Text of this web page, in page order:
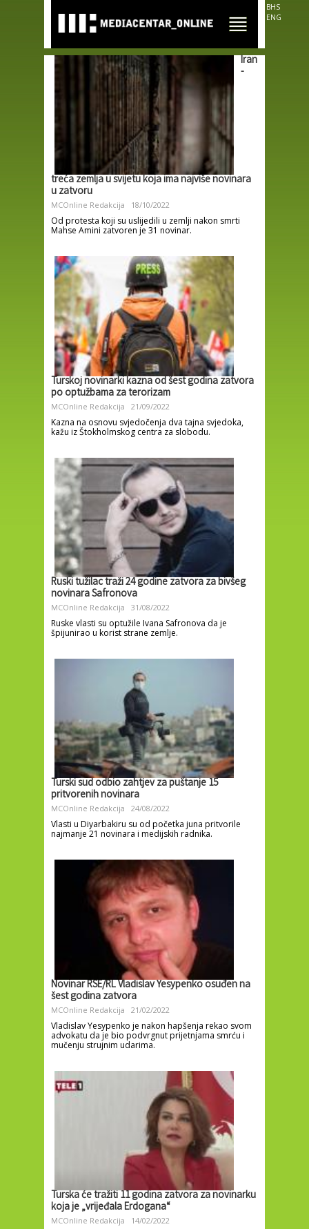
main
content
BHS
ENG
Iran
-
treća zemlja u svijetu koja ima najviše novinara
u zatvoru
MCOnline Redakcija 18/10/2022
Od protesta koji su uslijedili u zemlji nakon smrti
Mahse Amini zatvoren je 31 novinar.
Turskoj novinarki kazna od šest godina zatvora
po optužbama za terorizam
MCOnline Redakcija 21/09/2022
Kazna na osnovu svjedočenja dva tajna svjedoka,
kažu iz Štokholmskog centra za slobodu.
Ruski tužilac traži 24 godine zatvora za bivšeg
novinara Safronova
MCOnline Redakcija 31/08/2022
Ruske vlasti su optužile Ivana Safronova da je
špijunirao u korist strane zemlje.
Turski sud odbio zahtjev za puštanje 15
pritvorenih novinara
MCOnline Redakcija 24/08/2022
Vlasti u Diyarbakiru su od početka juna pritvorile
najmanje 21 novinara i medijskih radnika.
Novinar RSE/RL Vladislav Yesypenko osuđen na
šest godina zatvora
MCOnline Redakcija 21/02/2022
Vladislav Yesypenko je nakon hapšenja rekao svom
advokatu da je bio podvrgnut prijetnjama smrću i
mučenju strujnim udarima.
Turska će tražiti 11 godina zatvora za novinarku
koja je „vrijeđala Erdogana“
MCOnline Redakcija 14/02/2022